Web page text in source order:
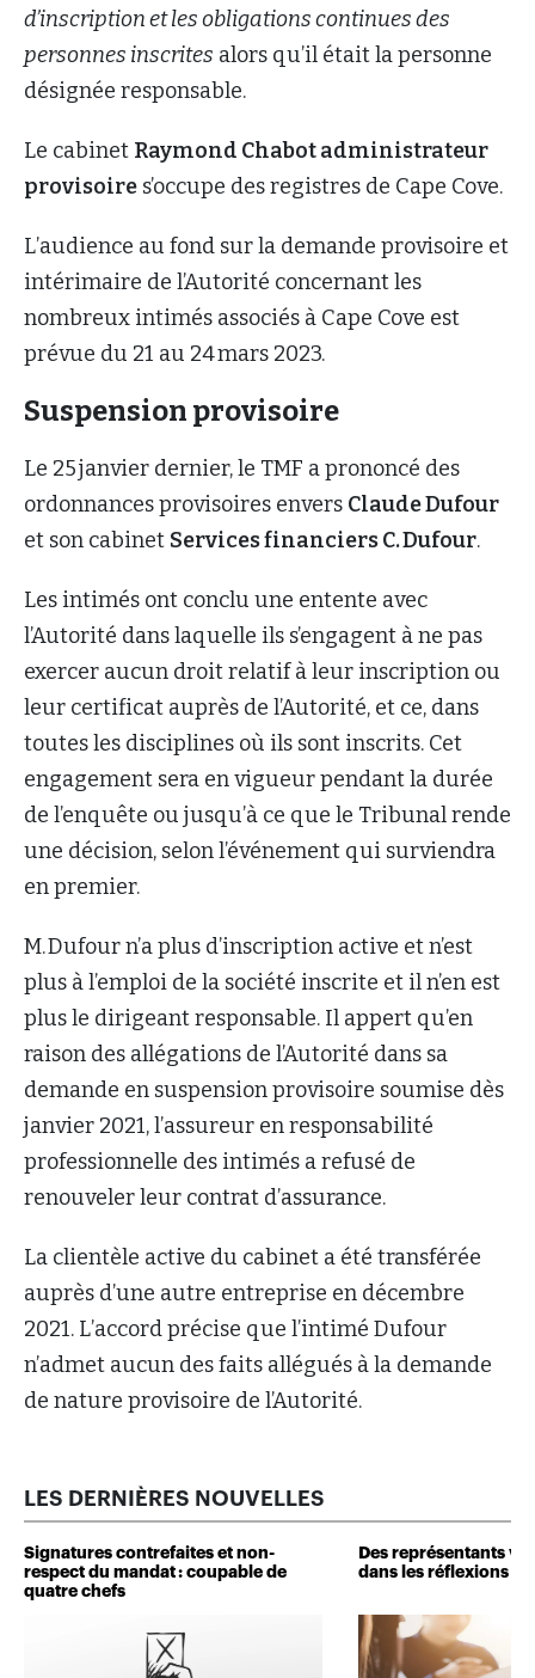
d’inscription et les obligations continues des
personnes inscrites alors qu’il était la personne
désignée responsable.
Le cabinet Raymond Chabot administrateur
provisoire s’occupe des registres de Cape Cove.
L’audience au fond sur la demande provisoire et
intérimaire de l’Autorité concernant les
nombreux intimés associés à Cape Cove est
prévue du 21 au 24 mars 2023.
Suspension provisoire
Le 25 janvier dernier, le TMF a prononcé des
ordonnances provisoires envers Claude Dufour
et son cabinet Services financiers C. Dufour.
Les intimés ont conclu une entente avec
l’Autorité dans laquelle ils s’engagent à ne pas
exercer aucun droit relatif à leur inscription ou
leur certificat auprès de l’Autorité, et ce, dans
toutes les disciplines où ils sont inscrits. Cet
engagement sera en vigueur pendant la durée
de l’enquête ou jusqu’à ce que le Tribunal rende
une décision, selon l’événement qui surviendra
en premier.
M. Dufour n’a plus d’inscription active et n’est
plus à l’emploi de la société inscrite et il n’en est
plus le dirigeant responsable. Il appert qu’en
raison des allégations de l’Autorité dans sa
demande en suspension provisoire soumise dès
janvier 2021, l’assureur en responsabilité
professionnelle des intimés a refusé de
renouveler leur contrat d’assurance.
La clientèle active du cabinet a été transférée
auprès d’une autre entreprise en décembre
2021. L’accord précise que l’intimé Dufour
n’admet aucun des faits allégués à la demande
de nature provisoire de l’Autorité.
LES DERNIÈRES NOUVELLES
Signatures contrefaites et non-
respect du mandat : coupable de
quatre chefs
Des représentants
dans les réflexions de